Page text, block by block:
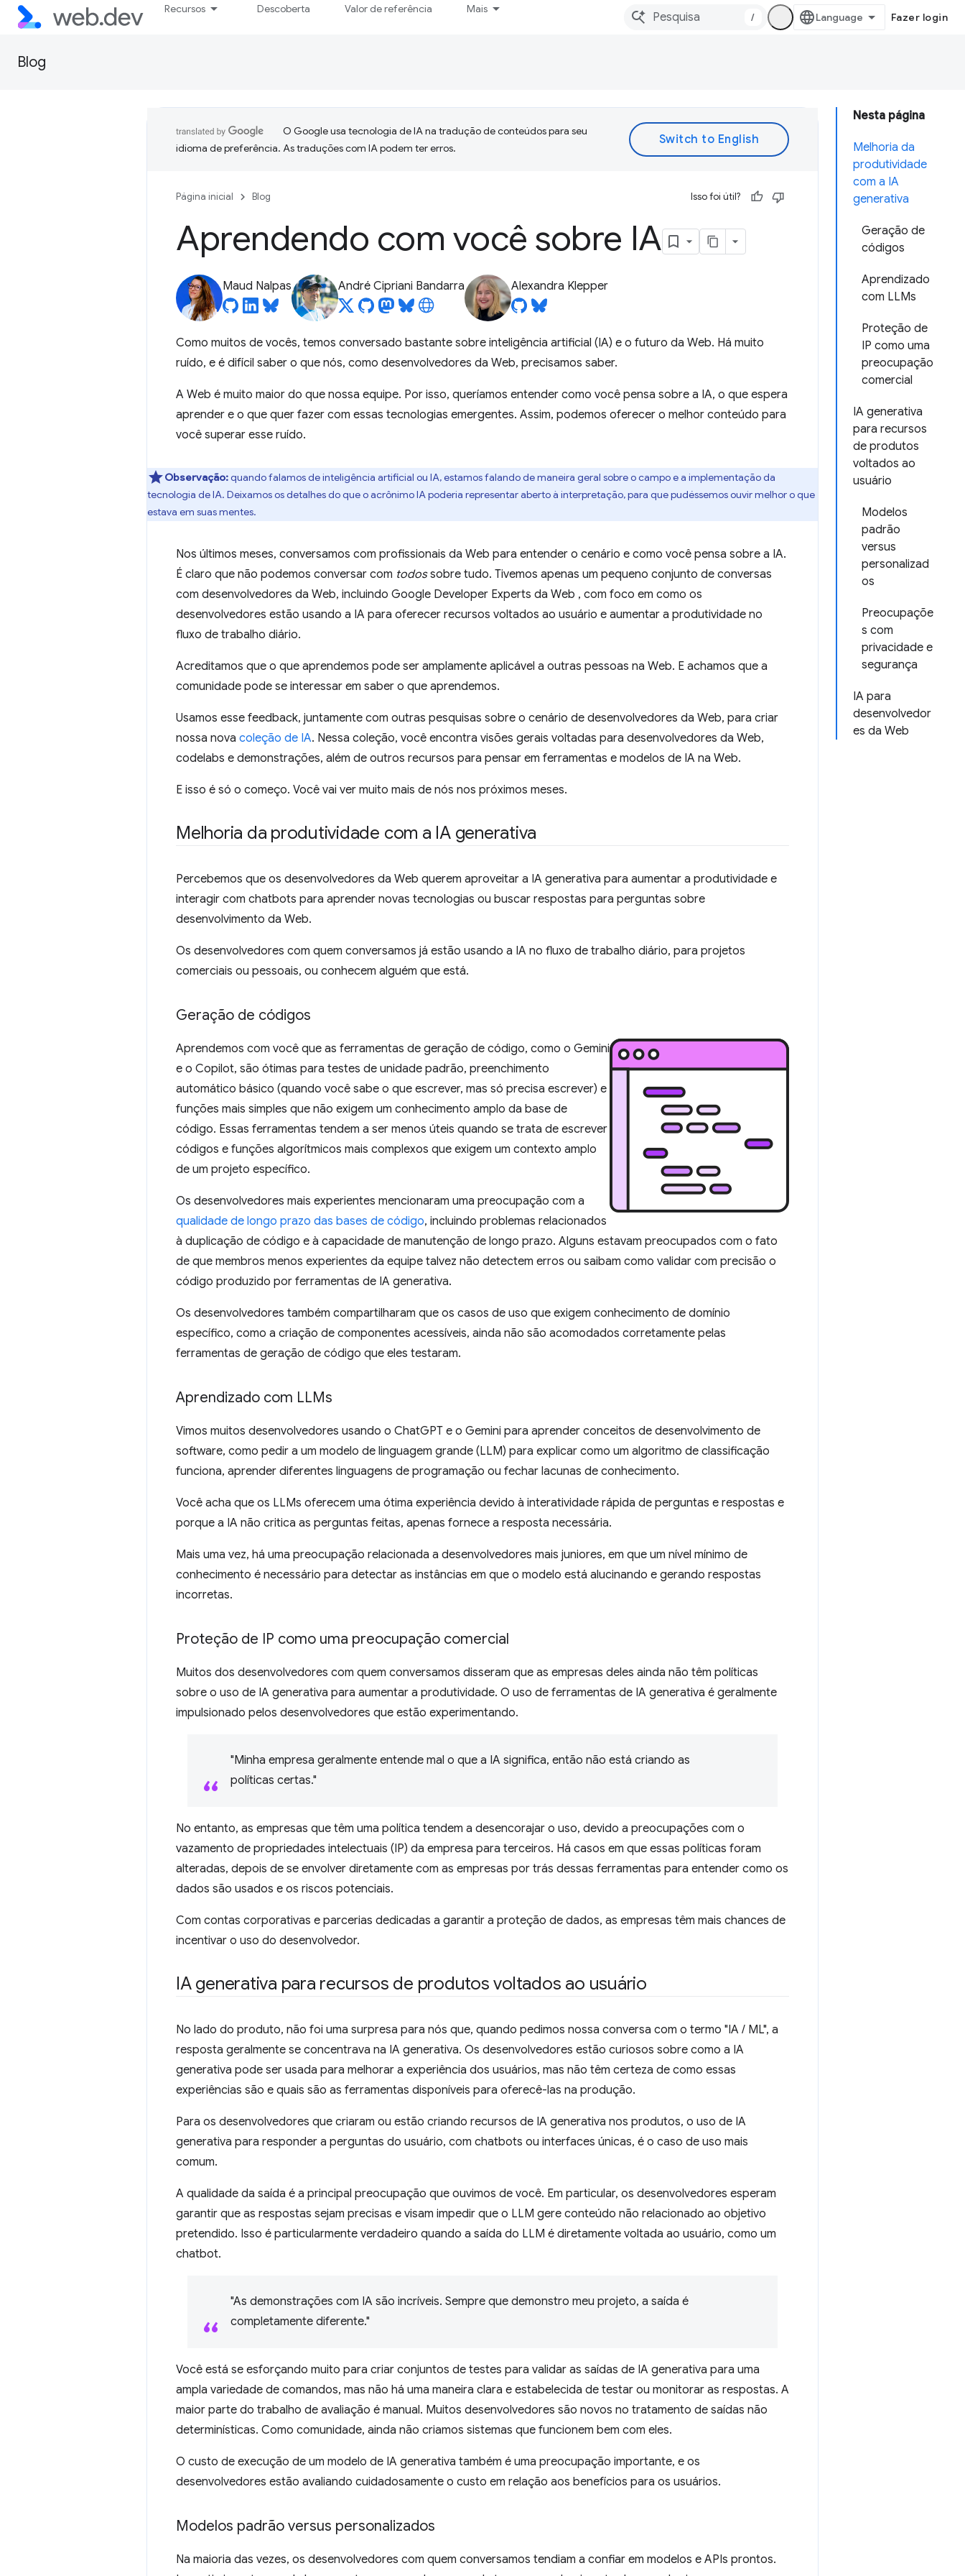
Recursos Descoberta Valor de referência Mais
/ Fazer login
Blog
Nesta página
Melhoria da
produtividade
com a IA
generativa
Geração de
códigos
Aprendizado
com LLMs
Proteção de
IP como uma
preocupação
comercial
IA generativa
para recursos
de produtos
voltados ao
usuário
Modelos
padrão
versus
personalizad
os
Preocupaçõe
s com
privacidade e
segurança
IA para
desenvolvedor
es da Web
O Google usa tecnologia de IA na tradução de conteúdos para seu
idioma de preferência. As traduções com IA podem ter erros.
Página inicial Blog Isso foi útil?
Aprendendo com você sobre IA
Maud Nalpas André Cipriani Bandarra Alexandra Klepper
Como muitos de vocês, temos conversado bastante sobre inteligência artificial (IA) e o futuro da Web. Há muito
ruído, e é difícil saber o que nós, como desenvolvedores da Web, precisamos saber.
A Web é muito maior do que nossa equipe. Por isso, queríamos entender como você pensa sobre a IA, o que espera
aprender e o que quer fazer com essas tecnologias emergentes. Assim, podemos oferecer o melhor conteúdo para
você superar esse ruído.
Observação:quando falamos de inteligência artificial ou IA, estamos falando de maneira geral sobre o campo e a implementação da
tecnologia de IA. Deixamos os detalhes do que o acrônimo IA poderia representar aberto à interpretação, para que pudéssemos ouvir melhor o que
estava em suas mentes.
Nos últimos meses, conversamos com profissionais da Web para entender o cenário e como você pensa sobre a IA.
É claro que não podemos conversar com todossobre tudo. Tivemos apenas um pequeno conjunto de conversas
com desenvolvedores da Web, incluindo Google Developer Experts da Web , com foco em como os
desenvolvedores estão usando a IA para oferecer recursos voltados ao usuário e aumentar a produtividade no
fluxo de trabalho diário.
Acreditamos que o que aprendemos pode ser amplamente aplicável a outras pessoas na Web. E achamos que a
comunidade pode se interessar em saber o que aprendemos.
Usamos esse feedback, juntamente com outras pesquisas sobre o cenário de desenvolvedores da Web, para criar
nossa nova coleção de IA. Nessa coleção, você encontra visões gerais voltadas para desenvolvedores da Web,
codelabs e demonstrações, além de outros recursos para pensar em ferramentas e modelos de IA na Web.
E isso é só o começo. Você vai ver muito mais de nós nos próximos meses.
Melhoria da produtividade com a IA generativa
Percebemos que os desenvolvedores da Web querem aproveitar a IA generativa para aumentar a produtividade e
interagir com chatbots para aprender novas tecnologias ou buscar respostas para perguntas sobre
desenvolvimento da Web.
Os desenvolvedores com quem conversamos já estão usando a IA no fluxo de trabalho diário, para projetos
comerciais ou pessoais, ou conhecem alguém que está.
Geração de códigos
Aprendemos com você que as ferramentas de geração de código, como o Gemini
e o Copilot, são ótimas para testes de unidade padrão, preenchimento
automático básico (quando você sabe o que escrever, mas só precisa escrever) e
funções mais simples que não exigem um conhecimento amplo da base de
código. Essas ferramentas tendem a ser menos úteis quando se trata de escrever
códigos e funções algorítmicos mais complexos que exigem um contexto amplo
de um projeto específico.
Os desenvolvedores mais experientes mencionaram uma preocupação com a
qualidade de longo prazo das bases de código, incluindo problemas relacionados
à duplicação de código e à capacidade de manutenção de longo prazo. Alguns estavam preocupados com o fato
de que membros menos experientes da equipe talvez não detectem erros ou saibam como validar com precisão o
código produzido por ferramentas de IA generativa.
Os desenvolvedores também compartilharam que os casos de uso que exigem conhecimento de domínio
específico, como a criação de componentes acessíveis, ainda não são acomodados corretamente pelas
ferramentas de geração de código que eles testaram.
Aprendizado com LLMs
Vimos muitos desenvolvedores usando o ChatGPT e o Gemini para aprender conceitos de desenvolvimento de
software, como pedir a um modelo de linguagem grande (LLM) para explicar como um algoritmo de classificação
funciona, aprender diferentes linguagens de programação ou fechar lacunas de conhecimento.
Você acha que os LLMs oferecem uma ótima experiência devido à interatividade rápida de perguntas e respostas e
porque a IA não critica as perguntas feitas, apenas fornece a resposta necessária.
Mais uma vez, há uma preocupação relacionada a desenvolvedores mais juniores, em que um nível mínimo de
conhecimento é necessário para detectar as instâncias em que o modelo está alucinando e gerando respostas
incorretas.
Proteção de IP como uma preocupação comercial
Muitos dos desenvolvedores com quem conversamos disseram que as empresas deles ainda não têm políticas
sobre o uso de IA generativa para aumentar a produtividade. O uso de ferramentas de IA generativa é geralmente
impulsionado pelos desenvolvedores que estão experimentando.
"Minha empresa geralmente entende mal o que a IA significa, então não está criando as
políticas certas."
No entanto, as empresas que têm uma política tendem a desencorajar o uso, devido a preocupações com o
vazamento de propriedades intelectuais (IP) da empresa para terceiros. Há casos em que essas políticas foram
alteradas, depois de se envolver diretamente com as empresas por trás dessas ferramentas para entender como os
dados são usados e os riscos potenciais.
Com contas corporativas e parcerias dedicadas a garantir a proteção de dados, as empresas têm mais chances de
incentivar o uso do desenvolvedor.
IA generativa para recursos de produtos voltados ao usuário
No lado do produto, não foi uma surpresa para nós que, quando pedimos nossa conversa com o termo "IA / ML", a
resposta geralmente se concentrava na IA generativa. Os desenvolvedores estão curiosos sobre como a IA
generativa pode ser usada para melhorar a experiência dos usuários, mas não têm certeza de como essas
experiências são e quais são as ferramentas disponíveis para oferecê-las na produção.
Para os desenvolvedores que criaram ou estão criando recursos de IA generativa nos produtos, o uso de IA
generativa para responder a perguntas do usuário, com chatbots ou interfaces únicas, é o caso de uso mais
comum.
A qualidade da saída é a principal preocupação que ouvimos de você. Em particular, os desenvolvedores esperam
garantir que as respostas sejam precisas e visam impedir que o LLM gere conteúdo não relacionado ao objetivo
pretendido. Isso é particularmente verdadeiro quando a saída do LLM é diretamente voltada ao usuário, como um
chatbot.
"As demonstrações com IA são incríveis. Sempre que demonstro meu projeto, a saída é
completamente diferente."
Você está se esforçando muito para criar conjuntos de testes para validar as saídas de IA generativa para uma
ampla variedade de comandos, mas não há uma maneira clara e estabelecida de testar ou monitorar as respostas. A
maior parte do trabalho de avaliação é manual. Muitos desenvolvedores são novos no tratamento de saídas não
determinísticas. Como comunidade, ainda não criamos sistemas que funcionem bem com eles.
O custo de execução de um modelo de IA generativa também é uma preocupação importante, e os
desenvolvedores estão avaliando cuidadosamente o custo em relação aos benefícios para os usuários.
Modelos padrão versus personalizados
Na maioria das vezes, os desenvolvedores com quem conversamos tendiam a confiar em modelos e APIs prontos.